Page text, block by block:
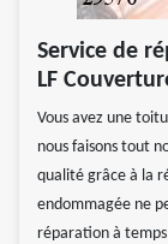
Service de
LF
Vous avez une
nous faisons tout
qualité grâce à la
endommagée ne
réparation à